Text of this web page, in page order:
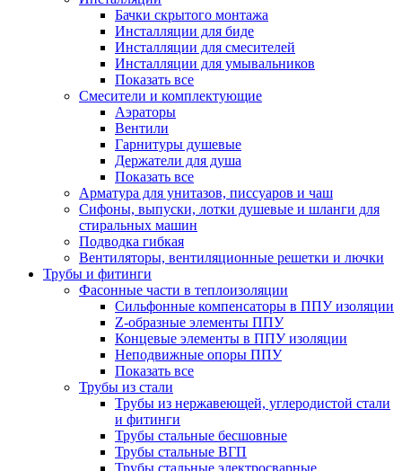
Бачки скрытого монтажа
Инсталляции для биде
Инсталляции для смесителей
Инсталляции для умывальников
Показать все
Смесители и комплектующие
Аэраторы
Вентили
Гарнитуры душевые
Держатели для душа
Показать все
Арматура для унитазов, писсуаров и чаш
Сифоны, выпуски, лотки душевые и шланги для
стиральных машин
Подводка гибкая
Вентиляторы, вентиляционные решетки и лючки
Трубы и фитинги
Фасонные части в теплоизоляции
Cильфонные компенсаторы в ППУ изоляции
Z-образные элементы ППУ
Концевые элементы в ППУ изоляции
Неподвижные опоры ППУ
Показать все
Трубы из стали
Трубы из нержавеющей, углеродистой стали
и фитинги
Трубы стальные бесшовные
Трубы стальные ВГП
Трубы стальные электросварные